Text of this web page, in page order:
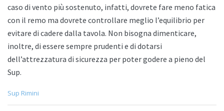
caso di vento più sostenuto, infatti, dovrete fare meno fatica
con il remo ma dovrete controllare meglio l’equilibrio per
evitare di cadere dalla tavola. Non bisogna dimenticare,
inoltre, di essere sempre prudenti e di dotarsi
dell’attrezzatura di sicurezza per poter godere a pieno del
Sup.
C
Sup Rimini